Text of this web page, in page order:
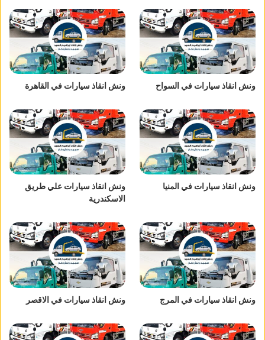
ونش انقاذ سيارات في السواح ونش انقاذ سيارات في القاهرة
ونش انقاذ سيارات في المنيا
ونش انقاذ سيارات علي طريق
الاسكندرية
ونش انقاذ سيارات في المرج ونش انقاذ سيارات في الاقصر